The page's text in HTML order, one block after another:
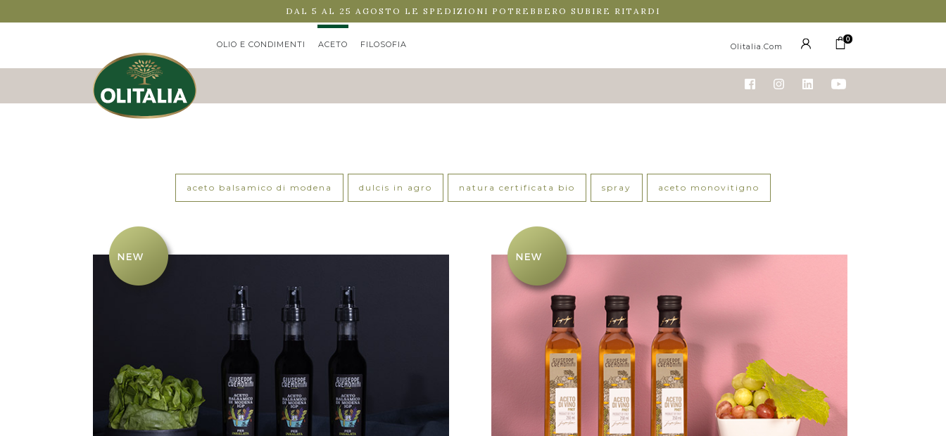
DAL 5 AL 25 AGOSTO LE SPEDIZIONI POTREBBERO SUBIRE RITARDI
OLIO E CONDIMENTI ACETO FILOSOFIA Olitalia.com
0
aceto balsamico di modena dulcis in agro natura certificata bio spray aceto monovitigno